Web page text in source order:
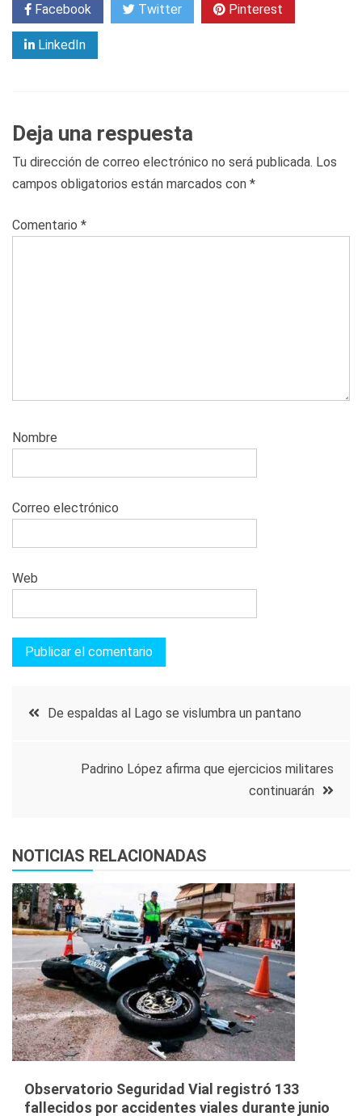
Facebook Twitter Pinterest
LinkedIn
Deja una respuesta
Tu dirección de correo electrónico no será publicada. Los
campos obligatorios están marcados con *
Comentario *
Nombre
Correo electrónico
Web
Navegación
De espaldas al Lago se vislumbra un pantano
Padrino López afirma que ejercicios militares
continuarán
NOTICIAS RELACIONADAS
Observatorio Seguridad Vial registró 133
fallecidos por accidentes viales durante junio